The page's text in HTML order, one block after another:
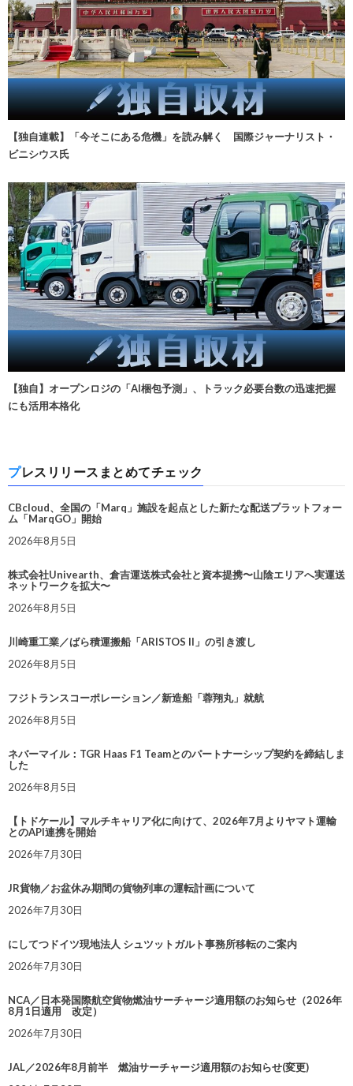
【独自連載】「今そこにある危機」を読み解く 国際ジャーナリスト・
ビニシウス氏
【独自】オープンロジの「AI梱包予測」、トラック必要台数の迅速把握
にも活用本格化
プレスリリースまとめてチェック
CBcloud、全国の「Marq」施設を起点とした新たな配送プラットフォー
ム「MarqGO」開始
2026年8月5日
株式会社Univearth、倉吉運送株式会社と資本提携〜山陰エリアへ実運送
ネットワークを拡大〜
2026年8月5日
川崎重工業／ばら積運搬船「ARISTOS II」の引き渡し
2026年8月5日
フジトランスコーポレーション／新造船「蓉翔丸」就航
2026年8月5日
ネバーマイル：TGR Haas F1 Teamとのパートナーシップ契約を締結しま
した
2026年8月5日
【トドケール】マルチキャリア化に向けて、2026年7月よりヤマト運輸
とのAPI連携を開始
2026年7月30日
JR貨物／お盆休み期間の貨物列車の運転計画について
2026年7月30日
にしてつドイツ現地法人 シュツットガルト事務所移転のご案内
2026年7月30日
NCA／日本発国際航空貨物燃油サーチャージ適用額のお知らせ（2026年
8月1日適用 改定）
2026年7月30日
JAL／2026年8月前半 燃油サーチャージ適用額のお知らせ(変更)